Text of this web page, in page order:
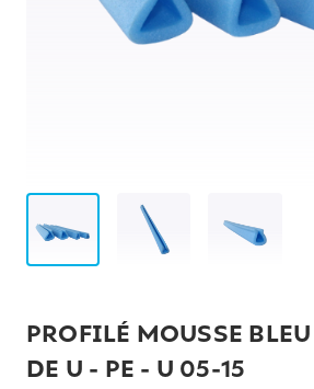
PROFILÉ MOUSSE
DE U - PE - U 05-15